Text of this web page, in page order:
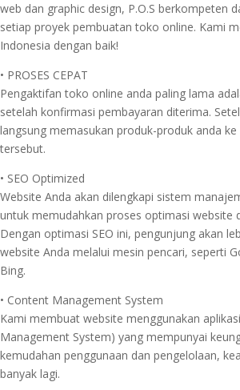
web dan graphic design, P.O.S berkompeten
setiap proyek pembuatan toko online. Kami
Indonesia dengan baik!
• PROSES CEPAT
Pengaktifan toko online anda paling lama
setelah konfirmasi pembayaran diterima.
langsung memasukan produk-produk anda
tersebut.
• SEO Optimized
Website Anda akan dilengkapi sistem
untuk memudahkan proses optimasi website
Dengan optimasi SEO ini, pengunjung akan
website Anda melalui mesin pencari, seperti
Bing.
• Content Management System
Kami membuat website menggunakan
Management System) yang mempunyai
kemudahan penggunaan dan pengelolaan,
banyak lagi.